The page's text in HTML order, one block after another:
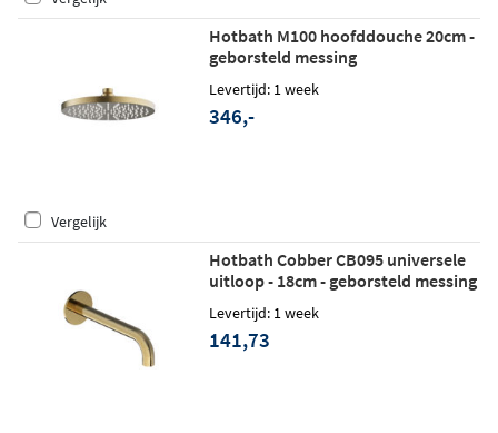
Hotbath M100 hoofddouche 20cm -
geborsteld messing
Levertijd: 1 week
346,-
Vergelijk
Hotbath Cobber CB095 universele
uitloop - 18cm - geborsteld messing
Levertijd: 1 week
141,73